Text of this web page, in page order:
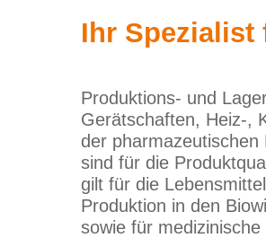
Ihr
Produktions- und
Gerätschaften, Heiz-,
der
sind für die
gilt für die
Produktion in den
sowie für